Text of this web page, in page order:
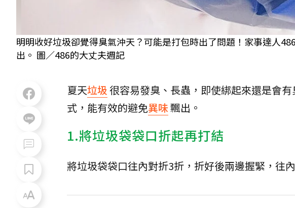
明明收好垃圾卻覺得臭氣沖天？可能是打包時出了問題！家事達人
出。 圖／486的大丈夫週記
夏天垃圾很容易發臭、長蟲，即使綁起來還是會
式，能有效的避免異味飄出。
1.將垃圾袋袋口折起再打結
將垃圾袋袋口往內對折3折，折好後兩邊握緊，往